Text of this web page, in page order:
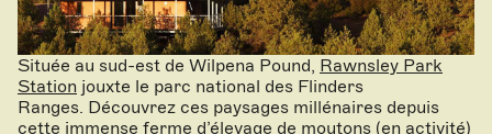
Située au sud-est de Wilpena Pound, Rawnsley Park
Station jouxte le parc national des Flinders
Ranges. Découvrez ces paysages millénaires depuis
cette immense ferme d’élevage de moutons (en activité)